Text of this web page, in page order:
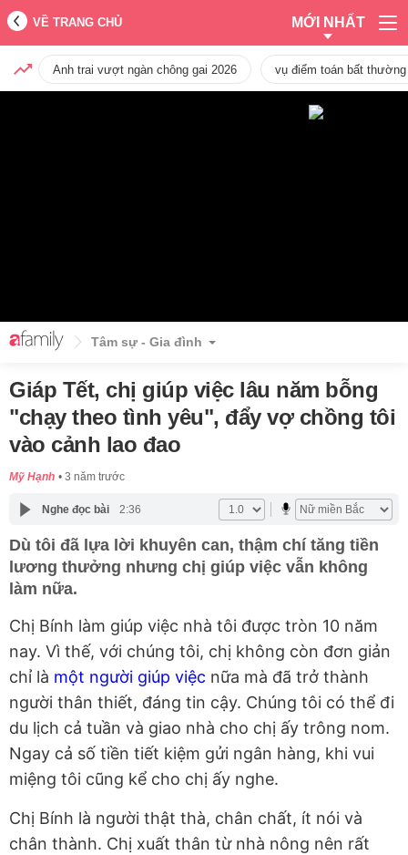
VỀ TRANG CHỦ MỚI NHẤT
Anh trai vượt ngàn chông gai 2026 vụ điểm toán bất
Tâm sự - Gia đình
Giáp Tết, chị giúp việc lâu năm bỗng
"chạy theo tình yêu", đẩy vợ chồng tôi
vào cảnh lao đao
Mỹ Hạnh 3 năm trước
Nghe đọc bài 2:36
Dù tôi đã lựa lời khuyên can, thậm chí tăng tiền
lương thưởng nhưng chị giúp việc vẫn không
làm nữa.
Chị Bính làm giúp việc nhà tôi được tròn 10 năm
nay. Vì thế, với chúng tôi, chị không còn đơn giản
chỉ là một người giúp việc nữa mà đã trở thành
người thân thiết, đáng tin cậy. Chúng tôi có thể đi
du lịch cả tuần và giao nhà cho chị ấy trông nom.
Ngay cả số tiền tiết kiệm gửi ngân hàng, khi vui
miệng tôi cũng kể cho chị ấy nghe.
Chị Bính là người thật thà, chân chất, ít nói và
chân thành. Chị xuất thân từ nhà nông nên rất